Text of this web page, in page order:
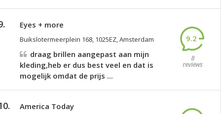
Eyes + more
Buikslotermeerplein 168, 1025EZ, Amsterdam 9.2
8
reviews
draag brillen aangepast aan mijn
kleding,heb er dus best veel en dat is
mogelijk omdat de prijs ...
America Today